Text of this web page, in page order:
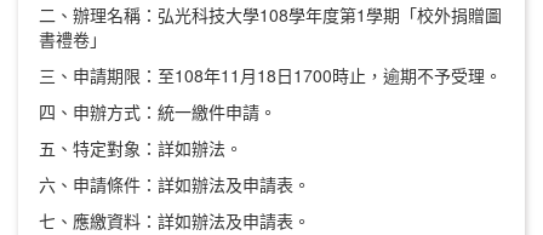
二、辦理名稱：弘光科技大學108學年度第1學期「校外捐贈圖
書禮卷」
三、申請期限：至108年11月18日1700時止，逾期不予受理。
四、申辦方式：統一繳件申請。
五、特定對象：詳如辦法。
六、申請條件：詳如辦法及申請表。
七、應繳資料：詳如辦法及申請表。